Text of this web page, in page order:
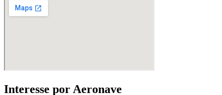
Interesse por Aeronave